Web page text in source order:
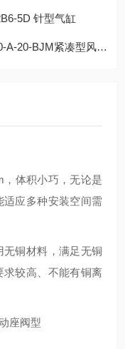
5D 针型气缸
凑型风冷式温控冷水机
体积小巧，无论是
应多种安装空间需
铜材料，满足无铜
较高、不能有铜离